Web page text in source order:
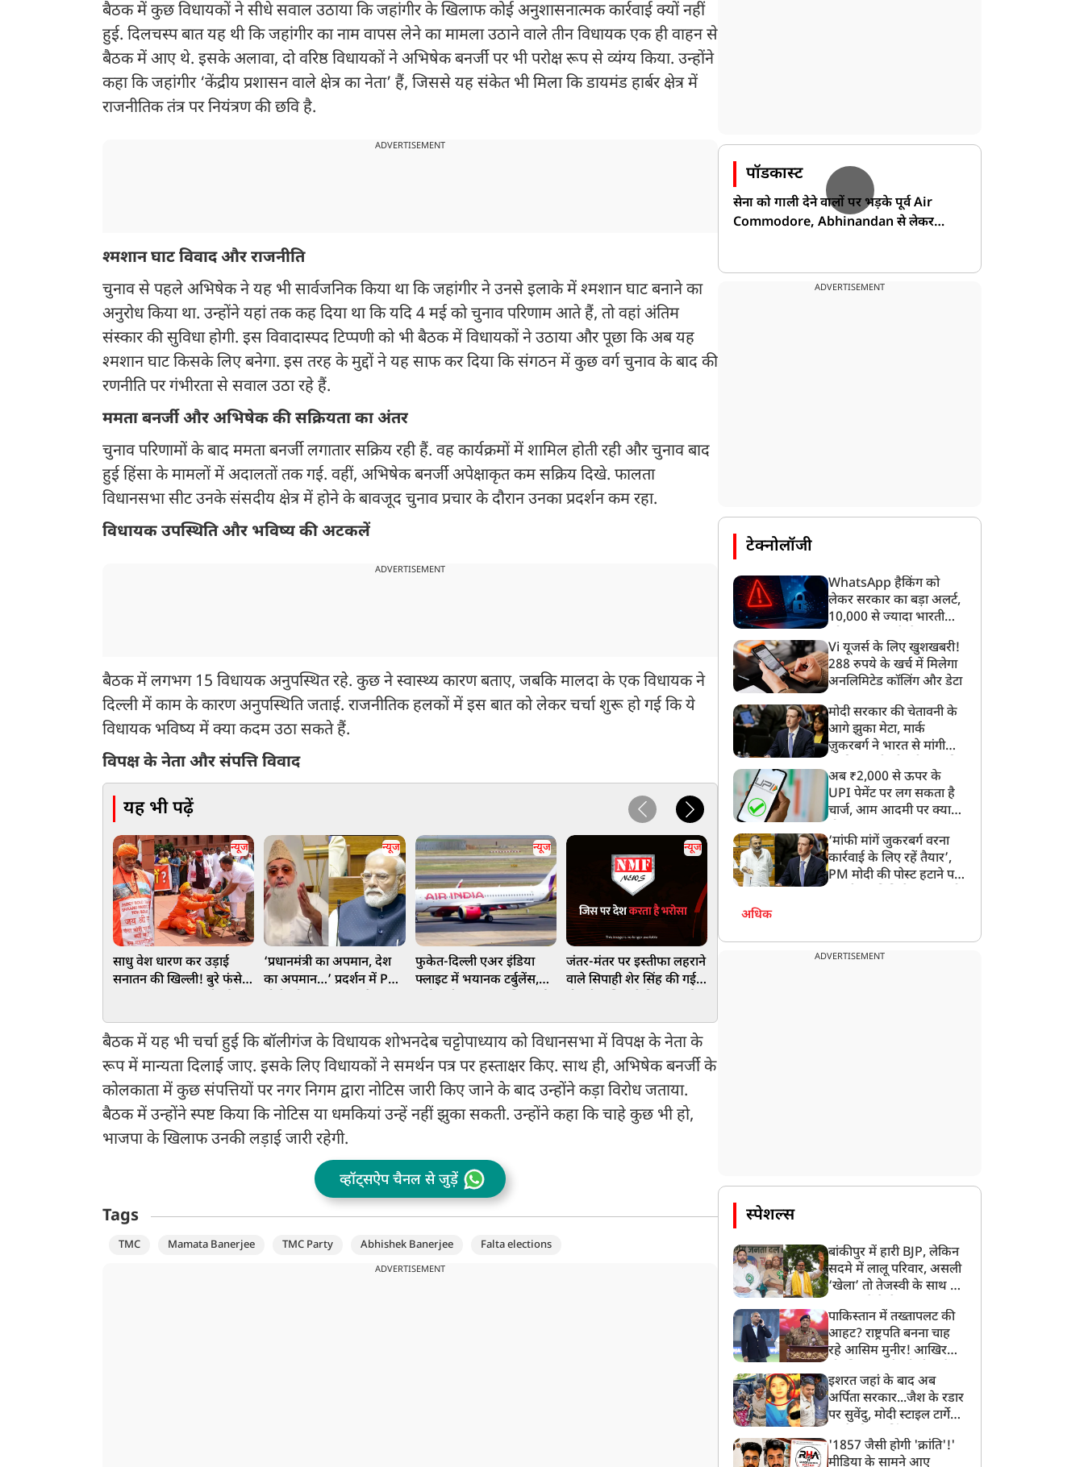
बैठक में कुछ विधायकों ने सीधे सवाल उठाया कि जहांगीर के खिलाफ कोई अनुशासनात्मक कार्रवाई क्यों नहीं
हुई. दिलचस्प बात यह थी कि जहांगीर का नाम वापस लेने का मामला उठाने वाले तीन विधायक एक ही वाहन से
बैठक में आए थे. इसके अलावा, दो वरिष्ठ विधायकों ने अभिषेक बनर्जी पर भी परोक्ष रूप से व्यंग्य किया. उन्होंने
कहा कि जहांगीर ‘केंद्रीय प्रशासन वाले क्षेत्र का नेता’ हैं, जिससे यह संकेत भी मिला कि डायमंड हार्बर क्षेत्र में
राजनीतिक तंत्र पर नियंत्रण की छवि है.
ADVERTISEMENT
श्मशान घाट विवाद और राजनीति
चुनाव से पहले अभिषेक ने यह भी सार्वजनिक किया था कि जहांगीर ने उनसे इलाके में श्मशान घाट बनाने का
अनुरोध किया था. उन्होंने यहां तक कह दिया था कि यदि 4 मई को चुनाव परिणाम आते हैं, तो वहां अंतिम
संस्कार की सुविधा होगी. इस विवादास्पद टिप्पणी को भी बैठक में विधायकों ने उठाया और पूछा कि अब यह
श्मशान घाट किसके लिए बनेगा. इस तरह के मुद्दों ने यह साफ कर दिया कि संगठन में कुछ वर्ग चुनाव के बाद की
रणनीति पर गंभीरता से सवाल उठा रहे हैं.
ममता बनर्जी और अभिषेक की सक्रियता का अंतर
चुनाव परिणामों के बाद ममता बनर्जी लगातार सक्रिय रही हैं. वह कार्यक्रमों में शामिल होती रही और चुनाव बाद
हुई हिंसा के मामलों में अदालतों तक गई. वहीं, अभिषेक बनर्जी अपेक्षाकृत कम सक्रिय दिखे. फालता
विधानसभा सीट उनके संसदीय क्षेत्र में होने के बावजूद चुनाव प्रचार के दौरान उनका प्रदर्शन कम रहा.
विधायक उपस्थिति और भविष्य की अटकलें
ADVERTISEMENT
बैठक में लगभग 15 विधायक अनुपस्थित रहे. कुछ ने स्वास्थ्य कारण बताए, जबकि मालदा के एक विधायक ने
दिल्ली में काम के कारण अनुपस्थिति जताई. राजनीतिक हलकों में इस बात को लेकर चर्चा शुरू हो गई कि ये
विधायक भविष्य में क्या कदम उठा सकते हैं.
विपक्ष के नेता और संपत्ति विवाद
यह भी पढ़ें
न्यूज
साधु वेश धारण कर उड़ाई
सनातन की खिल्ली! बुरे फंसे
FIR दर्ज
न्यूज
‘प्रधानमंत्री का अपमान, देश
का अपमान…’ प्रदर्शन में PM
नसीहत
न्यूज
फुकेत-दिल्ली एअर इंडिया
फ्लाइट में भयानक टर्बुलेंस,
न्यूज
जंतर-मंतर पर इस्तीफा लहराने
वाले सिपाही शेर सिंह की गई
न्यूज
अभिषेक बनर्जी को कलकत्ता
इनकार
‘भाई तो बहुत बने, सब छोड़कर
बैठक में यह भी चर्चा हुई कि बॉलीगंज के विधायक शोभनदेब चट्टोपाध्याय को विधानसभा में विपक्ष के नेता के
रूप में मान्यता दिलाई जाए. इसके लिए विधायकों ने समर्थन पत्र पर हस्ताक्षर किए. साथ ही, अभिषेक बनर्जी के
कोलकाता में कुछ संपत्तियों पर नगर निगम द्वारा नोटिस जारी किए जाने के बाद उन्होंने कड़ा विरोध जताया.
बैठक में उन्होंने स्पष्ट किया कि नोटिस या धमकियां उन्हें नहीं झुका सकती. उन्होंने कहा कि चाहे कुछ भी हो,
भाजपा के खिलाफ उनकी लड़ाई जारी रहेगी.
व्हॉट्सऐप चैनल से जुड़ें
Tags
TMC Mamata Banerjee TMC Party Abhishek Banerjee Falta elections
ADVERTISEMENT
पॉडकास्ट
सेना को गाली देने वालों पर भड़के पूर्व Air
Commodore, Abhinandan से लेकर
ADVERTISEMENT
टेक्नोलॉजी
WhatsApp हैकिंग को
लेकर सरकार का बड़ा अलर्ट,
10,000 से ज्यादा भारतीयों
गया
Vi यूजर्स के लिए खुशखबरी!
288 रुपये के खर्च में मिलेगा
अनलिमिटेड कॉलिंग और डेटा
मोदी सरकार की चेतावनी के
आगे झुका मेटा, मार्क
ज़ुकरबर्ग ने भारत से मांगी
अब ₹2,000 से ऊपर के
UPI पेमेंट पर लग सकता है
चार्ज, आम आदमी पर क्या
‘मांफी मांगें जुकरबर्ग वरना
कार्रवाई के लिए रहें तैयार’,
PM मोदी की पोस्ट हटाने पर
अधिक
ADVERTISEMENT
स्पेशल्स
बांकीपुर में हारी BJP, लेकिन
सदमे में लालू परिवार, असली
‘खेला’ तो तेजस्वी के साथ हो
पाकिस्तान में तख्तापलट की
आहट? राष्ट्रपति बनना चाह
रहे आसिम मुनीर! आखिर
बनाया मोहरा?
इशरत जहां के बाद अब
अर्पिता सरकार...जैश के रडार
पर सुवेंदु, मोदी स्टाइल टार्गेट
बड़ा एक्शन!
'1857 जैसी होगी 'क्रांति'!'
मीडिया के सामने आए